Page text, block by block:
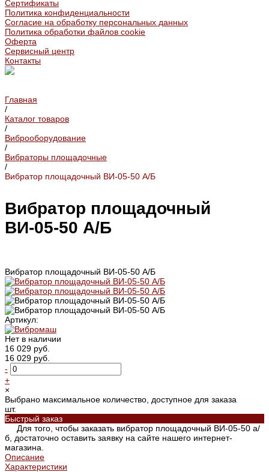
Сертификаты
Политика конфиденциальности
Согласие на обработку персональных данных
Политика обработки файлов cookie
Оферта
Сервисный центр
Контакты
Главная
/
Каталог товаров
/
Виброоборудование
/
Вибраторы площадочные
/
Вибратор площадочный ВИ-05-50 А/Б
Вибратор площадочный
ВИ-05-50 А/Б
Вибратор площадочный ВИ-05-50 А/Б
Артикул:
Нет в наличии
16 029 руб.
16 029 руб.
-
+
×
Выбрано максимальное количество, доступное для заказа
шт.
Быстрый заказ
Для того, чтобы заказать вибратор площадочный ВИ-05-50 а/
б, достаточно оставить заявку на сайте нашего интернет-
магазина.
Описание
Характеристики